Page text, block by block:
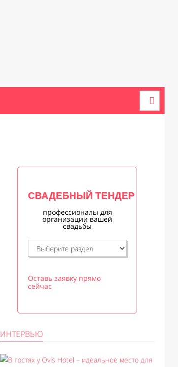
СВАДЕБНЫЙ ТЕНДЕР
профессионалы для
организации вашей
свадьбы
Оставь заявку прямо
сейчас
ИНТЕРВЬЮ